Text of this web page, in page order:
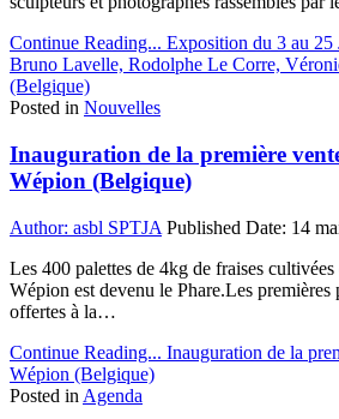
Continue Reading... Exposition du 3 au 25
Bruno Lavelle, Rodolphe Le Corre,
(Belgique)
Posted in Nouvelles
Inauguration de la première
Wépion (Belgique)
Author: asbl SPTJA Published Date: 14
Les 400 palettes de 4kg de fraises
Wépion est devenu le Phare.Les premières
offertes à la…
Continue Reading... Inauguration de la
Wépion (Belgique)
Posted in Agenda